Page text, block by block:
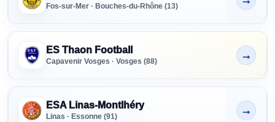
Fos-sur-Mer · Bouches-du-Rhône (13)
ES Thaon Football
Capavenir Vosges · Vosges (88)
Non indiqué
→
ESA Linas-Montlhéry
Linas · Essonne (91)
Non indiqué
→